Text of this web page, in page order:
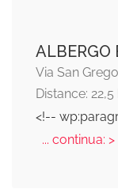
ALBERGO
Via San
Distance: 22,5
<!--
... continua: >